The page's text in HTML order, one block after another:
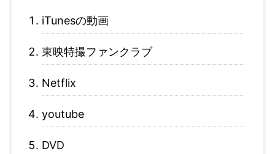
iTunesの動画
東映特撮ファンクラブ
Netflix
youtube
DVD